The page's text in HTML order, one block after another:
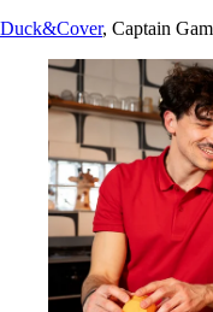
Duck&Cover, Captain